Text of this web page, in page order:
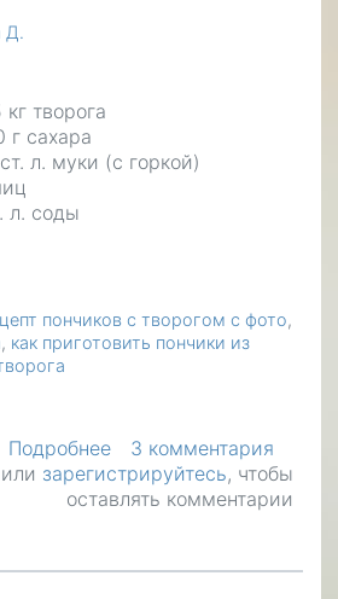
Д.
кг творога
г сахара
л. муки (с горкой)
л. соды
пончиков с творогом с фото
как приготовить пончики из
Подробнее
Творожные
пончики
3 комментария
или зарегистрируйтесь, чтобы
оставлять комментарии